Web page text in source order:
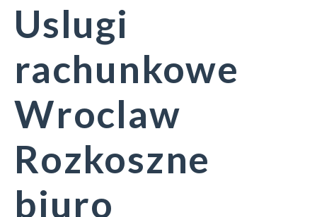
Uslugi
rachunkowe
Wroclaw
Rozkoszne
biuro